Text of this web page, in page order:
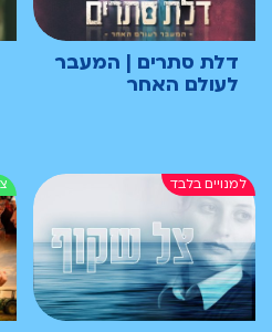
דלת סתרים | המעבר
לעולם האחר